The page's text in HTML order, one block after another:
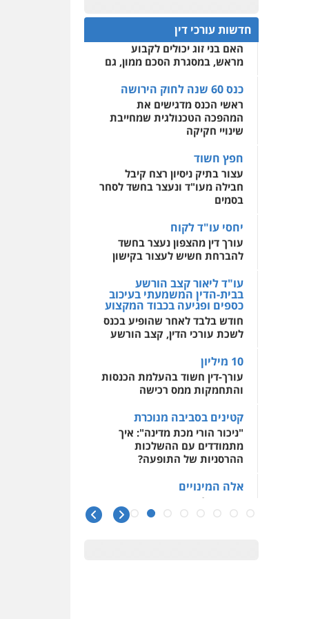
ומעצרים סייבר ניהול
משברים פליליים
0506355388
עו"ד דרוויש נאשף
פלילי פשיעה חמורה
אדם
0527448141
חליל ביאדי – משרד
עורכי דין
פלילי דיני תעבורה מעצרים
0509636895
עו"ד איהאב זבידאת
פשע עבירות המתה
עבירות מין
0509930581
פלילי
0523379525
עו"ד אליה חן ברק
פלילי פשיעה חמורה
וייצוג בחקירות ומעצרים
אסירים נוער
0525914163
עו"ד אריה פטר
לשעבר סגן מנהל המחלקה
0522508109
אחסון אתרים
מהירות הגנה גיבוי
לעורכי דין
מרכז התחלה חדשה
שירותים מקצועיים לעורכי
דין
0544500346
חדשות עורכי דין
המתח שבין חוק יחסי ממון
לבין חוק הירושה
האם בני זוג יכולים לקבוע
מראש, במסגרת הסכם ממון, גם
כנס 60 שנה לחוק הירושה
ראשי הכנס מדגישים את
המהפכה הטכנולגית שמחייבת
שינויי חקיקה
חפץ חשוד
עצור בתיק ניסיון רצח קיבל
חבילה מעו"ד ונעצר בחשד לסחר
בסמים
יחסי עו"ד לקוח
עורך דין מהצפון נעצר בחשד
להברחת חשיש לעצור בקישון
עו"ד ליאור קצב הורשע
בבית-הדין המשמעתי בעיכוב
כספים ופגיעה בכבוד המקצוע
חודש בלבד לאחר שהופיע בכנס
לשכת עורכי הדין, קצב הורשע
10 מיליון
עורך-דין חשוד בהעלמת הכנסות
והתחמקות ממס רכישה
קטינים בסביבה מנוכרת
"ניכור הורי מכת מדינה": איך
מתמודדים עם ההשלכות
ההרסניות של התופעה?
אלה המינויים
הוועדה לבחירת שופטים בחרה
26 שופטים ורשמים נוספים